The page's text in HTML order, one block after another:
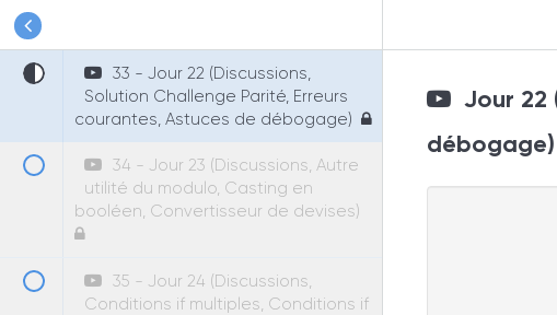
33 - Jour 22 (Discussions,
Solution Challenge Parité, Erreurs
courantes, Astuces de débogage)
34 - Jour 23 (Discussions, Autre
utilité du modulo, Casting en
booléen, Convertisseur de devises)
35 - Jour 24 (Discussions,
Conditions if multiples, Conditions if
Jour 22
débogage)